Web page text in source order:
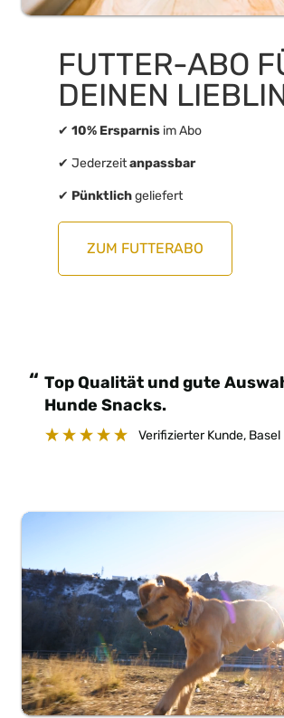
FUTTER-ABO
DEINEN
✔ 10% Ersparnis im Abo
✔ Jederzeitanpassbar
✔ Pünktlichgeliefert
ZUM FUTTERABO
“ Dass Belohnen beim Training
einfacher gemacht.
Verifizierter Kunde, Köln